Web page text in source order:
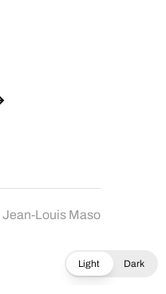
Jean-Louis Maso
Light Dark